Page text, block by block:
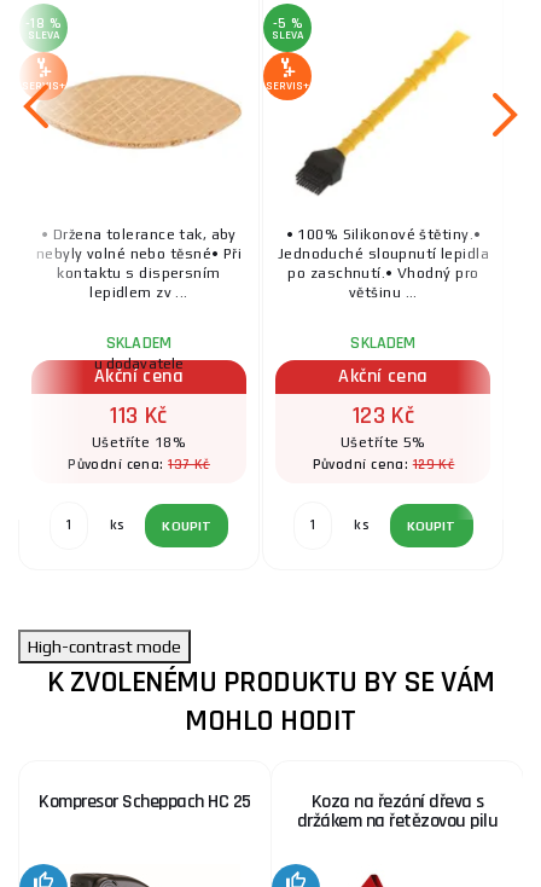
-18 %
SLEVA
SERVIS+
• Držena tolerance tak, aby
nebyly volné nebo těsné• Při
kontaktu s dispersním
lepidlem zv ...
SKLADEM
u dodavatele
Akční cena
113 Kč
Ušetříte 18%
Původní cena:137 Kč
ks KOUPIT
-5 %
SLEVA
SERVIS+
• 100% Silikonové štětiny.•
Jednoduché sloupnutí lepidla
po zaschnutí.• Vhodný pro
většinu ...
SKLADEM
Akční cena
123 Kč
Ušetříte 5%
Původní cena:129 Kč
ks KOUPIT
High-contrast mode
K ZVOLENÉMU PRODUKTU BY SE VÁM
MOHLO HODIT
Kompresor Scheppach HC 25 Koza na řezání dřeva s
držákem na řetězovou pilu